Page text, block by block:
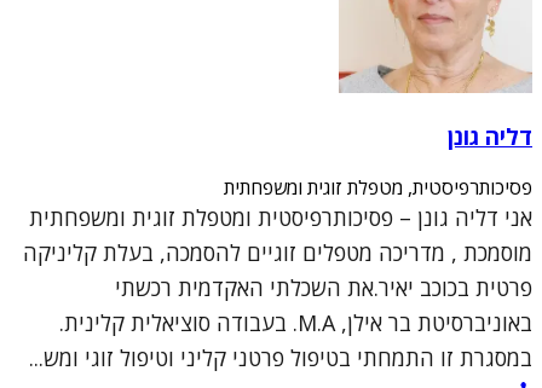
דליה גונן
פסיכותרפיסטית, מטפלת זוגית ומשפחתית
אני דליה גונן – פסיכותרפיסטית ומטפלת זוגית ומשפחתית
מוסמכת , מדריכה מטפלים זוגיים להסמכה, בעלת קליניקה
פרטית בכוכב יאיר.את השכלתי האקדמית רכשתי
באוניברסיטת בר אילן, M.A. בעבודה סוציאלית קלינית.
במסגרת זו התמחתי בטיפול פרטני קליני וטיפול זוגי ומש...